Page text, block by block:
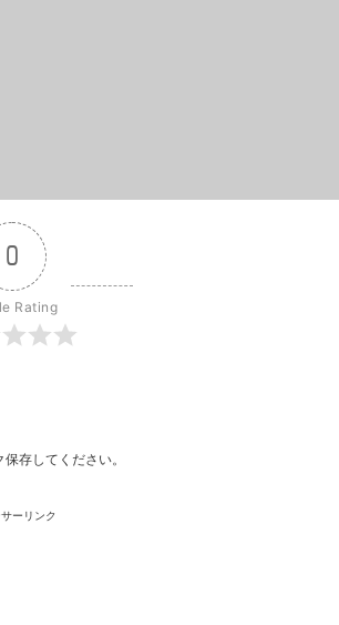
0
Rating
存してください。
ーリンク